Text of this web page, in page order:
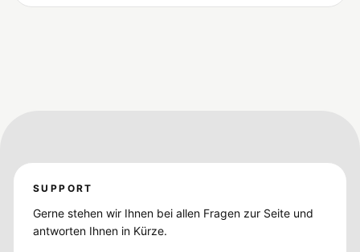
SUPPORT
Gerne stehen wir Ihnen bei allen Fragen zur Seite und
antworten Ihnen in Kürze.